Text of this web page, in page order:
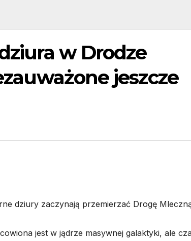
w Drodze
jeszcze
dziury zaczynają przemierzać Drogę
jest w jądrze masywnej galaktyki, ale